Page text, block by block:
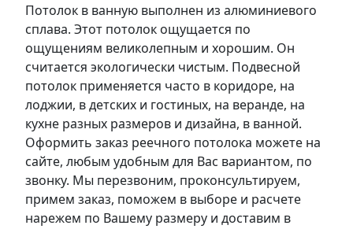
Потолок в ванную выполнен из алюминиевого
сплава. Этот потолок ощущается по
ощущениям великолепным и хорошим. Он
считается экологически чистым. Подвесной
потолок применяется часто в коридоре, на
лоджии, в детских и гостиных, на веранде, на
кухне разных размеров и дизайна, в ванной.
Оформить заказ реечного потолока можете на
сайте, любым удобным для Вас вариантом, по
звонку. Мы перезвоним, проконсультируем,
примем заказ, поможем в выборе и расчете
нарежем по Вашему размеру и доставим в